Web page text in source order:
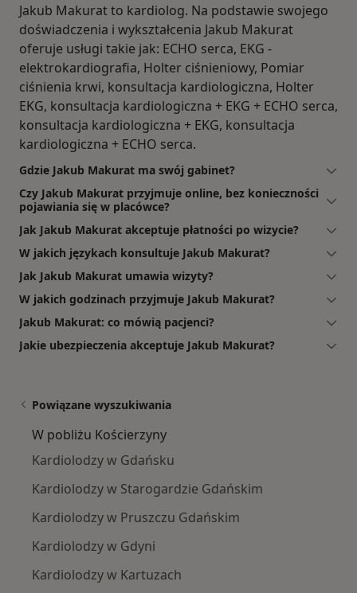
Jakub Makurat to kardiolog. Na podstawie swojego
doświadczenia i wykształcenia Jakub Makurat
oferuje usługi takie jak: ECHO serca, EKG -
elektrokardiografia, Holter ciśnieniowy, Pomiar
ciśnienia krwi, konsultacja kardiologiczna, Holter
EKG, konsultacja kardiologiczna + EKG + ECHO serca,
konsultacja kardiologiczna + EKG, konsultacja
kardiologiczna + ECHO serca.
Gdzie Jakub Makurat ma swój gabinet?
Czy Jakub Makurat przyjmuje online, bez konieczności
pojawiania się w placówce?
Jak Jakub Makurat akceptuje płatności po wizycie?
W jakich językach konsultuje Jakub Makurat?
Jak Jakub Makurat umawia wizyty?
W jakich godzinach przyjmuje Jakub Makurat?
Jakub Makurat: co mówią pacjenci?
Jakie ubezpieczenia akceptuje Jakub Makurat?
Powiązane wyszukiwania
W pobliżu Kościerzyny
Kardiolodzy w Gdańsku
Kardiolodzy w Starogardzie Gdańskim
Kardiolodzy w Pruszczu Gdańskim
Kardiolodzy w Gdyni
Kardiolodzy w Kartuzach